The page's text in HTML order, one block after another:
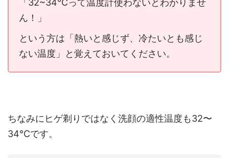
「32~34℃って温度計使わないとわかりませ
ん！」
という方は「熱いと感じず、冷たいとも感じ
ない温度」と覚えておいてください。
ちなみにヒゲ剃りではなく洗顔の適性温度も32〜
34℃です。